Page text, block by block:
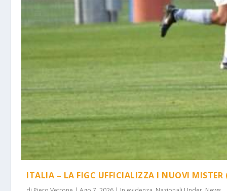
ITALIA – LA FIGC UFFICIALIZZA I NUOVI MISTER